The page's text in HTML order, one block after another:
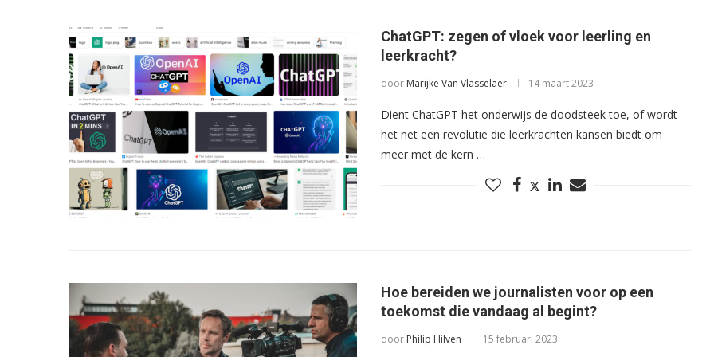
ChatGPT: zegen of vloek voor leerling en
leerkracht?
door Marijke Van Vlasselaer 14 maart 2023
Dient ChatGPT het onderwijs de doodsteek toe, of wordt
het net een revolutie die leerkrachten kansen biedt om
meer met de kern …
Hoe bereiden we journalisten voor op een
toekomst die vandaag al begint?
door Philip Hilven 15 februari 2023